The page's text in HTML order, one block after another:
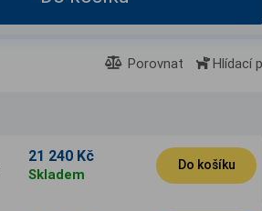
Porovnat Hlídací
21 240 Kč
Skladem
Do košíku